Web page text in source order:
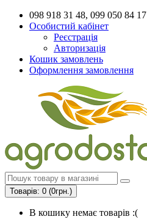
098 918 31 48, 099 050 84 17
Особистий кабінет
Реєстрація
Авторизація
Кошик замовлень
Оформлення замовлення
Товарів: 0 (0грн.)
В кошику немає товарів :(